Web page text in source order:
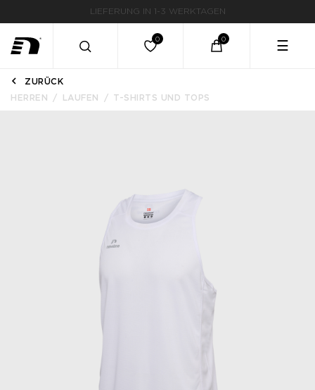
LIEFERUNG IN 1-3 WERKTAGEN
☰
ZURÜCK
HERREN
LAUFEN T-SHIRTS UND TOPS